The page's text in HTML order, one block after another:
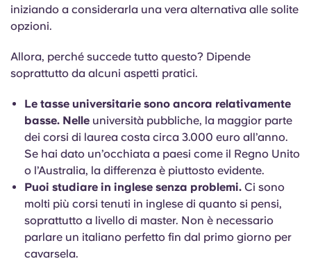
iniziando a considerarla una vera alternativa alle solite
opzioni.
Allora, perché succede tutto questo? Dipende
soprattutto da alcuni aspetti pratici.
Le tasse universitarie sono ancora relativamente
basse. Nelle università pubbliche, la maggior parte
dei corsi di laurea costa circa 3.000 euro all’anno.
Se hai dato un’occhiata a paesi come il Regno Unito
o l’Australia, la differenza è piuttosto evidente.
Puoi studiare in inglese senza problemi. Ci sono
molti più corsi tenuti in inglese di quanto si pensi,
soprattutto a livello di master. Non è necessario
parlare un italiano perfetto fin dal primo giorno per
cavarsela.